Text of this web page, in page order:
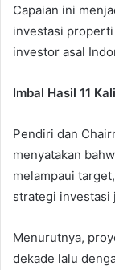
Capaian ini
investasi
investor asal
Imbal Hasil 11
Pendiri dan
menyatakan
melampaui
strategi investasi
Menurutnya,
dekade lalu